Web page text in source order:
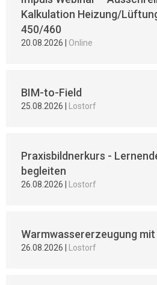
Kalkulation Heizung/
450/460
20.08.2026 Online
BIM-to-Field
25.08.2026 Lostorf
Praxisbildnerkurs -
begleiten
26.08.2026 Lostorf
Warmwassererzeugung
26.08.2026 Lostorf